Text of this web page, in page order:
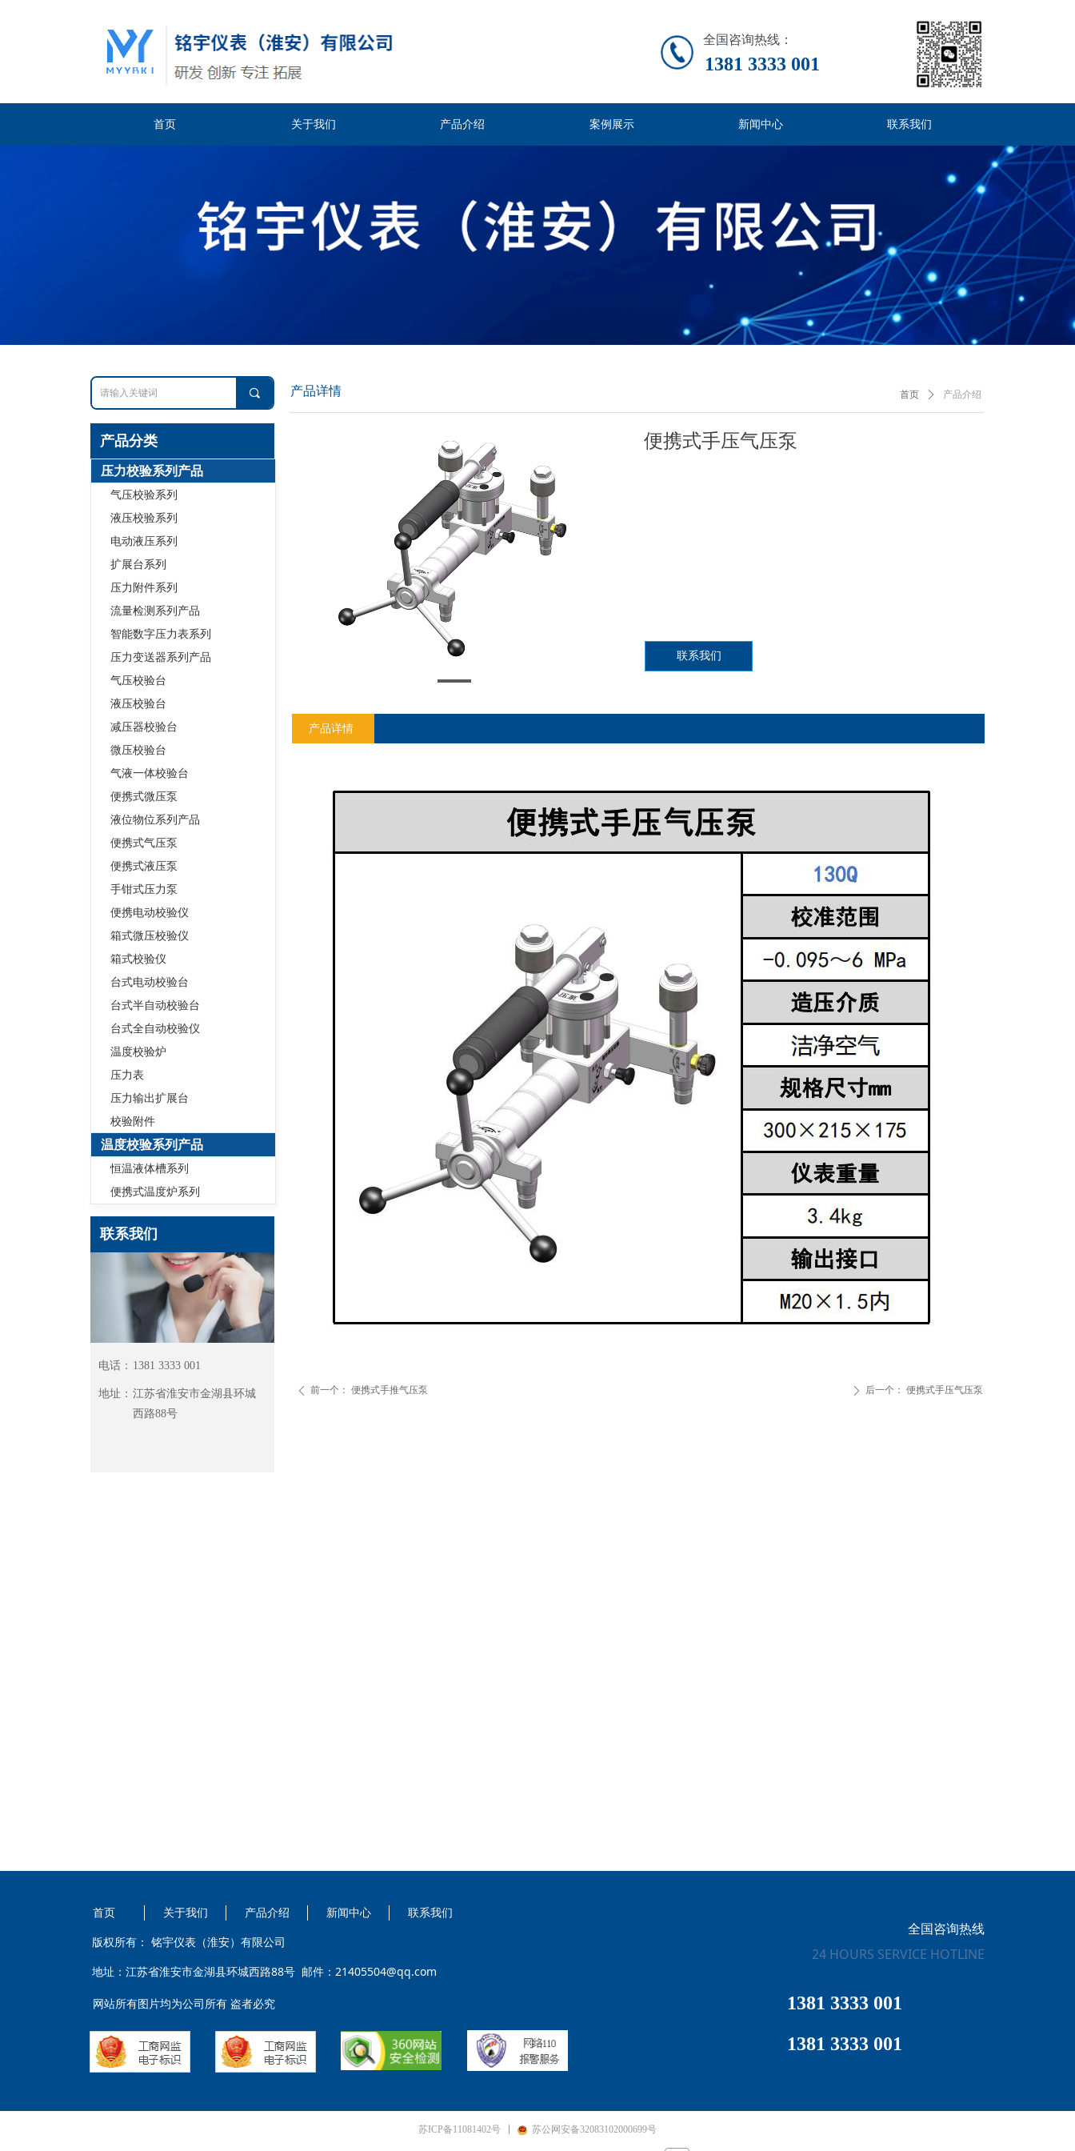
全国咨询热线：
1381 3333 001
首页 关于我们 产品介绍 案例展示 新闻中心 联系我们
끠
产品分类
联系我们
电话： 1381 3333 001
地址： 江苏省淮安市⾦湖县环城
⻄路88号
压力校验系列产品
气压校验系列
液压校验系列
电动液压系列
扩展台系列
压力附件系列
流量检测系列产品
智能数字压力表系列
压力变送器系列产品
气压校验台
液压校验台
减压器校验台
微压校验台
气液一体校验台
便携式微压泵
液位物位系列产品
便携式气压泵
便携式液压泵
手钳式压力泵
便携电动校验仪
箱式微压校验仪
箱式校验仪
台式电动校验台
台式半自动校验台
台式全自动校验仪
温度校验炉
压力表
压力输出扩展台
校验附件
温度校验系列产品
恒温液体槽系列
便携式温度炉系列
产品详情 首页 ꄲ 产品介绍
便携式手压气压泵
联系我们
产品详情
ꄴ 前一个： 便携式手推气压泵 ꄲ 后一个： 便携式手压气压泵
版权所有： 铭宇仪表（淮安）有限公司
首页 关于我们 产品介绍 新闻中心 联系我们
地址：江苏省淮安市⾦湖县环城⻄路88号 邮件：21405504@qq.com
网站所有图片均为公司所有 盗者必究
全国咨询热线
24 HOURS SERVICE HOTLINE
1381 3333 001
1381 3333 001
苏ICP备11081402号 苏公网安备32083102000699号